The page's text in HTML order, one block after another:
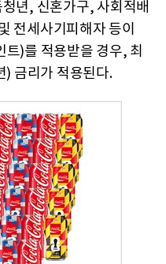
년, 신혼가구, 사회적배
전세사기피해자 등이
)를 적용받을 경우, 최
금리가 적용된다.